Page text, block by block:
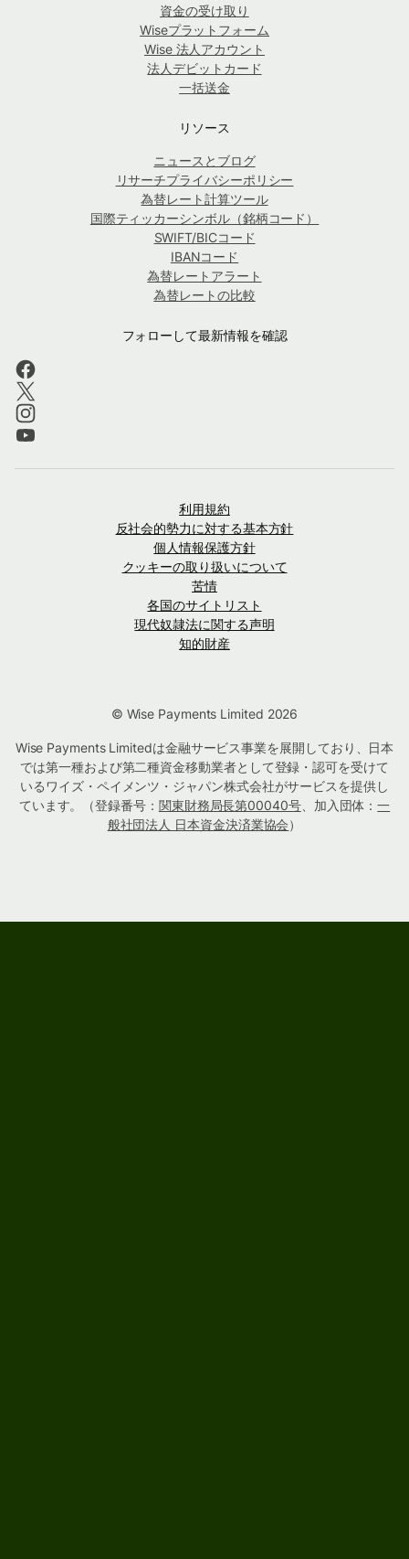
資金の受け取り
Wiseプラットフォーム
Wise 法人アカウント
法人デビットカード
一括送金
リソース
ニュースとブログ
リサーチプライバシーポリシー
為替レート計算ツール
国際ティッカーシンボル（銘柄コード）
SWIFT/BICコード
IBANコード
為替レートアラート
為替レートの比較
フォローして最新情報を確認
利用規約
反社会的勢力に対する基本方針
個人情報保護方針
クッキーの取り扱いについて
苦情
各国のサイトリスト
現代奴隷法に関する声明
知的財産
© Wise Payments Limited 2026
Wise Payments Limitedは金融サービス事業を展開しており、日本
では第一種および第二種資金移動業者として登録・認可を受けて
いるワイズ・ペイメンツ・ジャパン株式会社がサービスを提供し
ています。（登録番号： 関東財務局長第00040号、加入団体：一
般社団法人 日本資金決済業協会）